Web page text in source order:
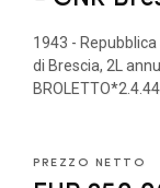
1943 -
di Brescia, 2L
PREZZO NETTO